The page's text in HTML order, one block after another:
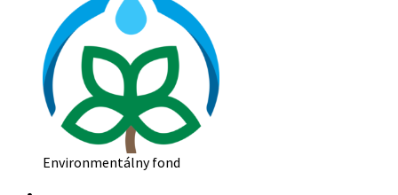
Environmentálny fond